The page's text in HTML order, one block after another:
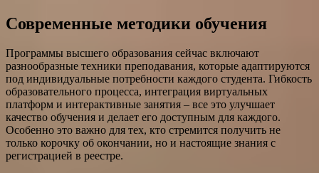
Современные методики обучения
Программы высшего образования сейчас включают
разнообразные техники преподавания, которые адаптируются
под индивидуальные потребности каждого студента. Гибкость
образовательного процесса, интеграция виртуальных
платформ и интерактивные занятия – все это улучшает
качество обучения и делает его доступным для каждого.
Особенно это важно для тех, кто стремится получить не
только корочку об окончании, но и настоящие знания с
регистрацией в реестре.